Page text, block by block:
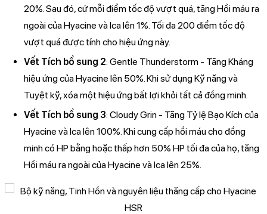
20%. Sau đó, cứ mỗi điểm tốc độ vượt quá, tăng Hồi máu ra
ngoài của Hyacine và Ica lên 1%. Tối đa 200 điểm tốc độ
vượt quá được tính cho hiệu ứng này.
Vết Tích bổ sung 2: Gentle Thunderstorm - Tăng Kháng
hiệu ứng của Hyacine lên 50%. Khi sử dụng Kỹ năng và
Tuyệt kỹ, xóa một hiệu ứng bất lợi khỏi tất cả đồng minh.
Vết Tích bổ sung 3: Cloudy Grin - Tăng Tỷ lệ Bạo Kích của
Hyacine và Ica lên 100%. Khi cung cấp hồi máu cho đồng
minh có HP bằng hoặc thấp hơn 50% HP tối đa của họ, tăng
Hồi máu ra ngoài của Hyacine và Ica lên 25%.